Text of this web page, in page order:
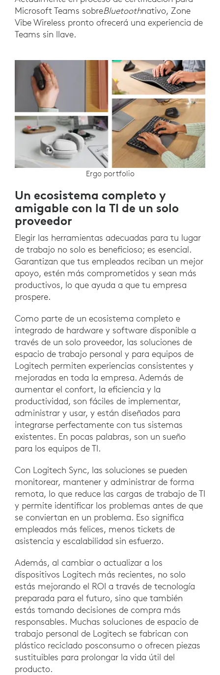
Microsoft Teams sobreBluetoothnativo, Zone
Vibe Wireless pronto ofrecerá una experiencia de
Teams sin llave.
Ergo portfolio
Un ecosistema completo y
amigable con la TI de un solo
proveedor
Elegir las herramientas adecuadas para tu lugar
de trabajo no solo es beneficioso; es esencial.
Garantizan que tus empleados reciban un mejor
apoyo, estén más comprometidos y sean más
productivos, lo que ayuda a que tu empresa
prospere.
Como parte de un ecosistema completo e
integrado de hardware y software disponible a
través de un solo proveedor, las soluciones de
espacio de trabajo personal y para equipos de
Logitech permiten experiencias consistentes y
mejoradas en toda la empresa. Además de
aumentar el confort, la eficiencia y la
productividad, son fáciles de implementar,
administrar y usar, y están diseñados para
integrarse perfectamente con tus sistemas
existentes. En pocas palabras, son un sueño
para los equipos de TI.
Con Logitech Sync, las soluciones se pueden
monitorear, mantener y administrar de forma
remota, lo que reduce las cargas de trabajo de TI
y permite identificar los problemas antes de que
se conviertan en un problema. Eso significa
empleados más felices, menos tickets de
asistencia y escalabilidad sin esfuerzo.
Además, al cambiar o actualizar a los
dispositivos Logitech más recientes, no solo
estás mejorando el ROI a través de tecnología
preparada para el futuro, sino que también
estás tomando decisiones de compra más
responsables. Muchas soluciones de espacio de
trabajo personal de Logitech se fabrican con
plástico reciclado posconsumo o ofrecen piezas
sustituibles para prolongar la vida útil del
producto.